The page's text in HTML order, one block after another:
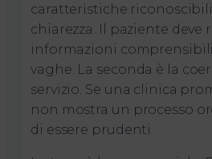
caratteristiche
chiarezza. Il paziente deve
informazioni
vaghe. La seconda è la
servizio. Se una clinica
non mostra un processo
di essere prudenti.